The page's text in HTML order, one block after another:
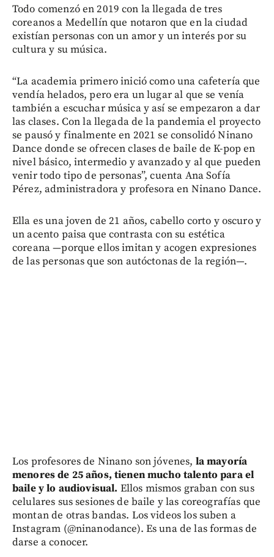
Todo comenzó en 2019 con la llegada de tres
coreanos a Medellín que notaron que en la ciudad
existían personas con un amor y un interés por su
cultura y su música.
“La academia primero inició como una cafetería que
vendía helados, pero era un lugar al que se venía
también a escuchar música y así se empezaron a dar
las clases. Con la llegada de la pandemia el proyecto
se pausó y finalmente en 2021 se consolidó Ninano
Dance donde se ofrecen clases de baile de K-pop en
nivel básico, intermedio y avanzado y al que pueden
venir todo tipo de personas”, cuenta Ana Sofía
Pérez, administradora y profesora en Ninano Dance.
Ella es una joven de 21 años, cabello corto y oscuro y
un acento paisa que contrasta con su estética
coreana —porque ellos imitan y acogen expresiones
de las personas que son autóctonas de la región—.
Los profesores de Ninano son jóvenes, la mayoría
menores de 25 años, tienen mucho talento para el
baile y lo audiovisual. Ellos mismos graban con sus
celulares sus sesiones de baile y las coreografías que
montan de otras bandas. Los videos los suben a
Instagram (@ninanodance). Es una de las formas de
darse a conocer.